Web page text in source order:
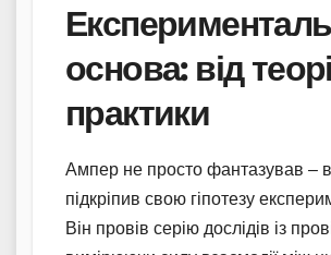
основа: від
практики
Ампер не просто фантазував –
підкріпив свою гіпотезу
Він провів серію дослідів із